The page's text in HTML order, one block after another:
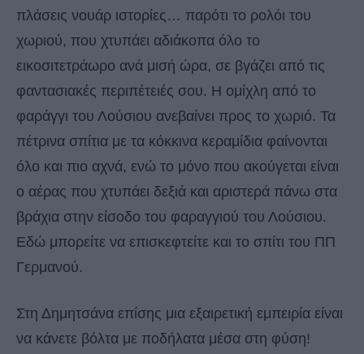
πλάσεις νουάρ ιστορίες… παρότι το ρολόι του
χωριού, που χτυπάει αδιάκοπα όλο το
εικοσιτετράωρο ανά μισή ώρα, σε βγάζει από τις
φαντασιακές περιπέτειές σου. Η ομίχλη από το
φαράγγι του Λούσιου ανεβαίνει προς το χωριό. Τα
πέτρινα σπίτια με τα κόκκινα κεραμίδια φαίνονται
όλο και πιο αχνά, ενώ το μόνο που ακούγεται είναι
ο αέρας που χτυπάει δεξιά και αριστερά πάνω στα
βράχια στην είσοδο του φαραγγιού του Λούσιου.
Εδώ μπορείτε να επισκεφτείτε και το σπίτι του ΠΠ
Γερμανού.
Στη Δημητσάνα επίσης μια εξαιρετική εμπειρία είναι
να κάνετε βόλτα με ποδήλατα μέσα στη φύση!